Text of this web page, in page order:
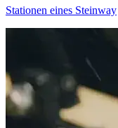
Stationen eines Steinway